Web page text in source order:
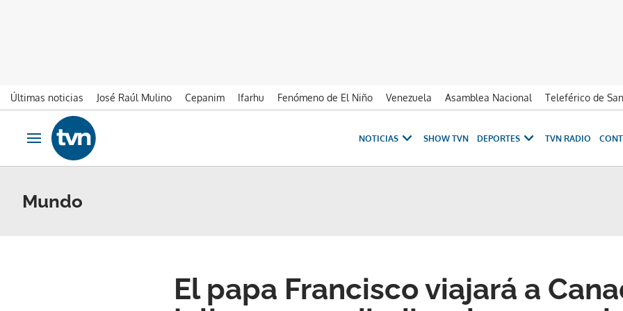
Últimas noticias José Raúl Mulino Cepanim Ifarhu Fenómeno de El Niño Venezuela Asamblea Nacional Teleférico de
Ir al contenido
Obrir navegació
NOTICIAS SHOW TVN DEPORTES TVN RADIO
Mundo
El papa Francisco viajará a